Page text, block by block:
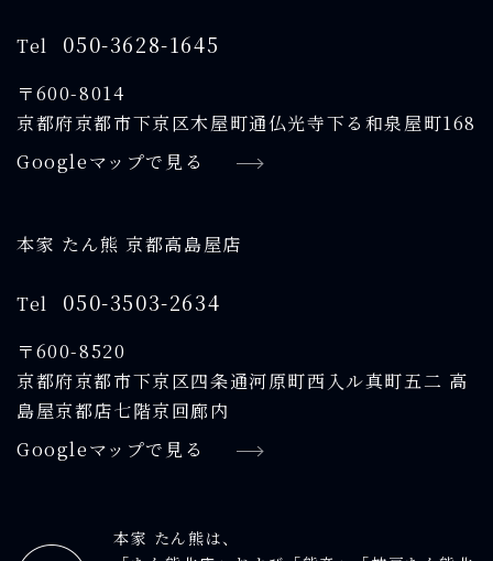
Tel 050-3628-1645
〒600-8014
京都府京都市下京区木屋町通仏光寺下る和泉屋町168
Googleマップで見る
本家 たん熊 京都高島屋店
Tel 050-3503-2634
〒600-8520
京都府京都市下京区四条通河原町西入ル真町五二 高
島屋京都店七階京回廊内
Googleマップで見る
本家 たん熊は、